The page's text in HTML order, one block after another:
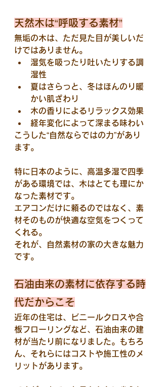
天然木は“呼吸する素材”
無垢の木は、ただ見た目が美しいだ
けではありません。
湿気を吸ったり吐いたりする調
湿性
夏はさらっと、冬はほんのり暖
かい肌ざわり
木の香りによるリラックス効果
経年変化によって深まる味わい
こうした“自然ならではの力”があり
ます。
特に日本のように、高温多湿で四季
がある環境では、木はとても理にか
なった素材です。
エアコンだけに頼るのではなく、素
材そのものが快適な空気をつくって
くれる。
それが、自然素材の家の大きな魅力
です。
石油由来の素材に依存する時
代だからこそ
近年の住宅は、ビニールクロスや合
板フローリングなど、石油由来の建
材が当たり前になりました。もちろ
ん、それらにはコストや施工性のメ
リットがあります。